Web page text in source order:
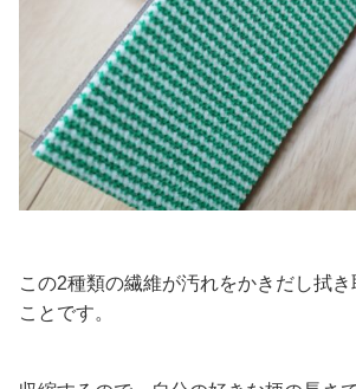
この2種類の繊維が汚れをかきだし拭
ことです。